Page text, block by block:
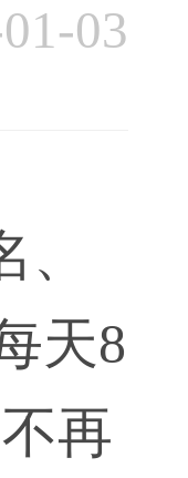
03
天8
再